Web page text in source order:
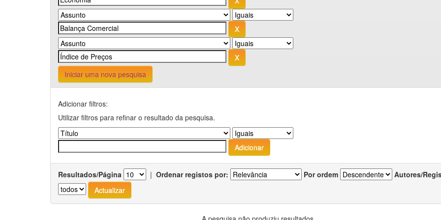
Iniciar uma nova pesquisa
Adicionar filtros:
Utilizar filtros para refinar o resultado da pesquisa.
Resultados/Página | Ordenar registos por: Por ordem Autores/